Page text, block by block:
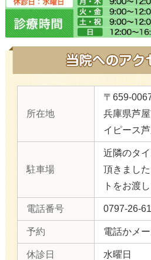
所在地
〒659-
兵庫県芦
イピース
駐車場
近隣のタ
頂きまし
トをお渡
電話番号 0797-26-
予約 電話かメ
休診日 水曜日